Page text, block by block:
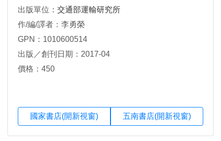
出版單位： 交通部運輸研究所
作/編/譯者：李勇榮
GPN：1010600514
出版／創刊日期：2017-04
價格：450
國家書店(開新視窗) 五南書店(開新視窗)